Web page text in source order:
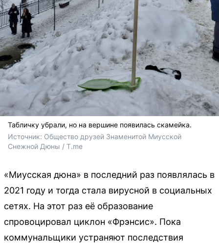
Табличку убрали, но на вершине появилась скамейка.
Источник: Общество друзей Знаменитой Миусской
Снежной Дюны / T.me
«Миусская дюна» в последний раз появлялась в
2021 году и тогда стала вирусной в социальных
сетях. На этот раз её образование
спровоцировал циклон «Фрэнсис». Пока
коммунальщики устраняют последствия